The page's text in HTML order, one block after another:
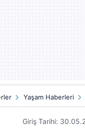
Yaşam Haberleri
Giriş Tarihi: